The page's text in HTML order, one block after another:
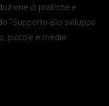
di pratiche e
“Supporto allo sviluppo
piccole e medie